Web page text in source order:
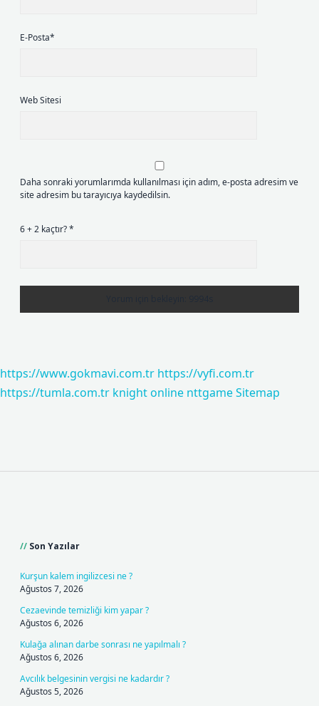
E-Posta*
Web Sitesi
Daha sonraki yorumlarımda kullanılması için adım, e-posta adresim ve
site adresim bu tarayıcıya kaydedilsin.
6 + 2 kaçtır?*
https://www.gokmavi.com.tr https://vyfi.com.tr
https://tumla.com.tr knight online nttgameSitemap
Son Yazılar
Kurşun kalem ingilizcesi ne ?
Ağustos 7, 2026
Cezaevinde temizliği kim yapar ?
Ağustos 6, 2026
Kulağa alınan darbe sonrası ne yapılmalı ?
Ağustos 6, 2026
Avcılık belgesinin vergisi ne kadardır ?
Ağustos 5, 2026